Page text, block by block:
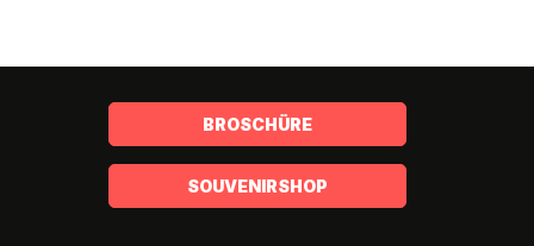
BROSCHÜRE
SOUVENIRSHOP